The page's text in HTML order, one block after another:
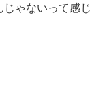
ゃないって感じ